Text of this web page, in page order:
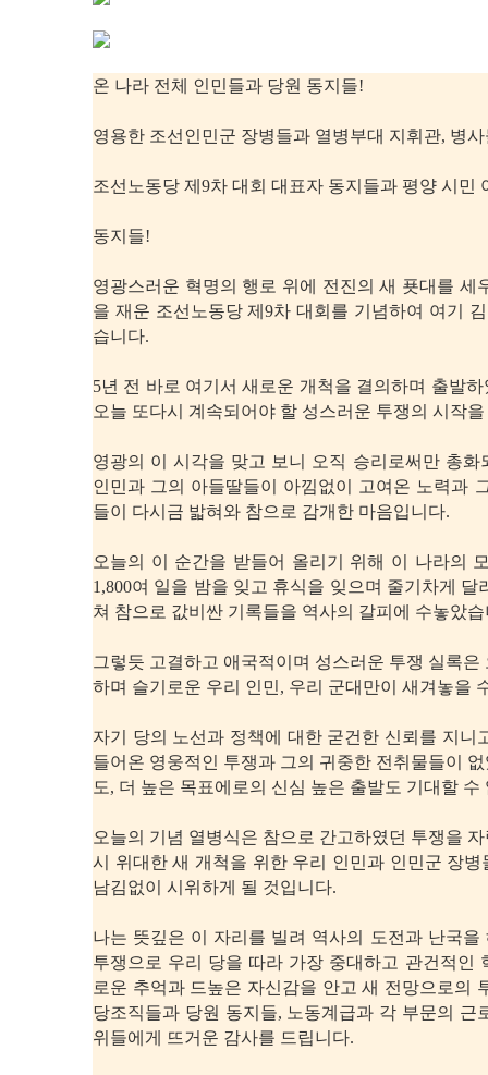
온 나라 전체 인민들과 당원 동지들!
영용한 조선인민군 장병들과 열병부대 지휘관, 병
조선노동당 제9차 대회 대표자 동지들과 평양 시민
동지들!
영광스러운 혁명의 행로 위에 전진의 새 푯대를 세
을 재운 조선노동당 제9차 대회를 기념하여 여기
습니다.
5년 전 바로 여기서 새로운 개척을 결의하며 출발
오늘 또다시 계속되어야 할 성스러운 투쟁의 시작
영광의 이 시각을 맞고 보니 오직 승리로써만 총
인민과 그의 아들딸들이 아낌없이 고여온 노력과
들이 다시금 밟혀와 참으로 감개한 마음입니다.
오늘의 이 순간을 받들어 올리기 위해 이 나라의
1,800여 일을 밤을 잊고 휴식을 잊으며 줄기차게
쳐 참으로 값비싼 기록들을 역사의 갈피에 수놓았
그렇듯 고결하고 애국적이며 성스러운 투쟁 실록
하며 슬기로운 우리 인민, 우리 군대만이 새겨놓을
자기 당의 노선과 정책에 대한 굳건한 신뢰를 지니
들어온 영웅적인 투쟁과 그의 귀중한 전취물들이
도, 더 높은 목표에로의 신심 높은 출발도 기대할 수
오늘의 기념 열병식은 참으로 간고하였던 투쟁을
시 위대한 새 개척을 위한 우리 인민과 인민군 장
남김없이 시위하게 될 것입니다.
나는 뜻깊은 이 자리를 빌려 역사의 도전과 난국
투쟁으로 우리 당을 따라 가장 중대하고 관건적인
로운 추억과 드높은 자신감을 안고 새 전망으로의
당조직들과 당원 동지들, 노동계급과 각 부문의 근
위들에게 뜨거운 감사를 드립니다.